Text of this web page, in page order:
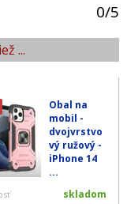
0/5
...
Obal na
mobil -
dvojvrstvo
vý ružový -
iPhone 14
...
skladom